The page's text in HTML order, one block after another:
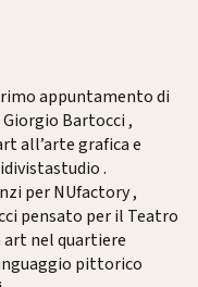
appuntamento di
Bartocci ,
all’arte grafica e
.
per NUfactory ,
pensato per il Teatro
art nel quartiere
pittorico